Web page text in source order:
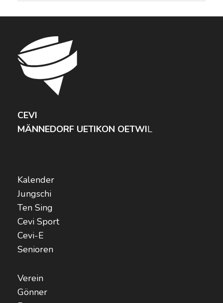
CEVI
MÄNNEDORF UETIKON OETWIL
Kalender
Jungschi
Ten Sing
Cevi Sport
Cevi-E
Senioren
Verein
Gönner